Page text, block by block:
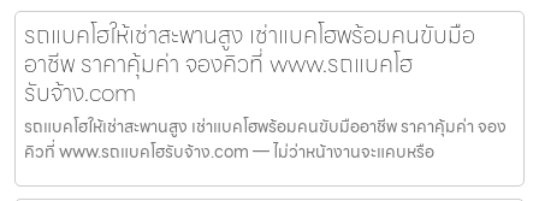
รถแบคโฮให้เช่าสะพานสูง เช่าแบคโฮพร้อมคนขับมือ
อาชีพ ราคาคุ้มค่า จองคิวที่ www.รถแบคโฮ
รับจ้าง.com
รถแบคโฮให้เช่าสะพานสูง เช่าแบคโฮพร้อมคนขับมืออาชีพ ราคาคุ้มค่า จอง
คิวที่ www.รถแบคโฮรับจ้าง.com — ไม่ว่าหน้างานจะแคบหรือ